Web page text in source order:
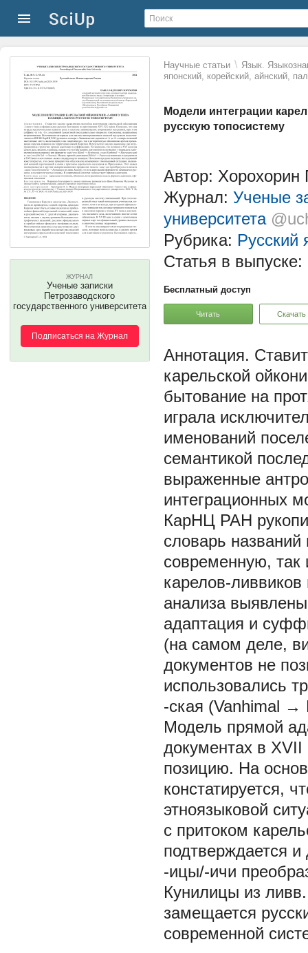
Научные статьи \ Язык.
японский, корейский, айнский,
Модели интеграции
русскую топосистему
ЖУРНАЛ
Ученые записки
Петрозаводского
государственного университета
Подписаться на Журнал
Автор: Хорохорин
Журнал: Ученые
университета
Рубрика: Русский
Статья в выпуске:
Бесплатный доступ
Читать Скачать
карельской
бытование на
играла
именований
семантикой
выраженные
интеграционных
КарНЦ РАН
словарь
современную, так
карелов-
анализа
адаптация и
(на самом деле,
документов не
использовались
-ская (Vanhimal →
Модель прямой
документах в
позицию. На
констатируется,
этноязыковой
с притоком
подтверждается
-ицы/-ичи
Кунилицы из
замещается
современной